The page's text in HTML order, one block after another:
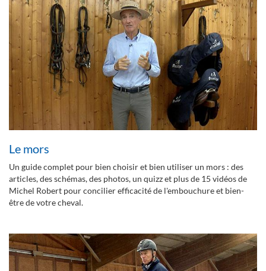
Le mors
Un guide complet pour bien choisir et bien utiliser un mors : des
articles, des schémas, des photos, un quizz et plus de 15 vidéos de
Michel Robert pour concilier efficacité de l'embouchure et bien-
être de votre cheval.